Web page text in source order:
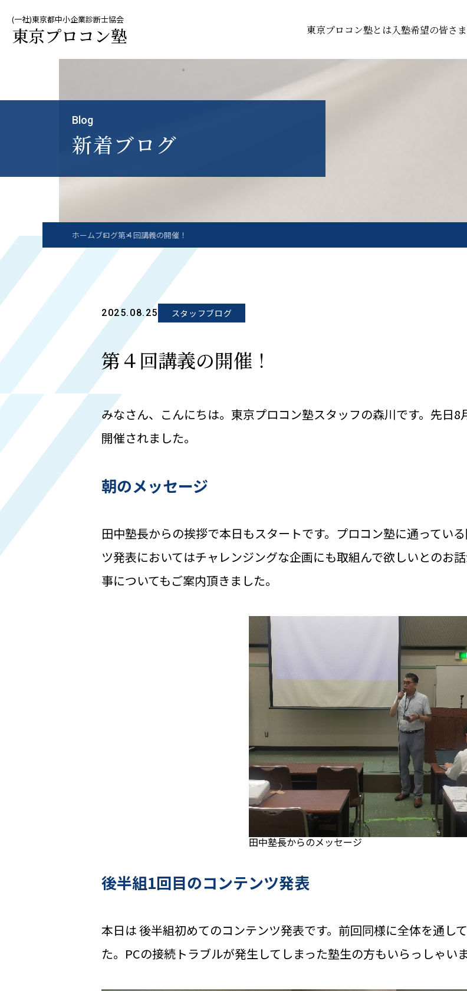
(一社)東京都中小企業診断士協会
東京プロコン塾 東京プロコン塾とは入塾希望の皆さ
Blog
新着ブログ
ホームブログ第４回講義の開催！
2025.08.25 スタッフブログ
第４回講義の開催！
みなさん、こんにちは。東京プロコン塾スタッフの森川です。先日
開催されました。
朝のメッセージ
田中塾長からの挨拶で本日もスタートです。プロコン塾に通ってい
ツ発表においてはチャレンジングな企画にも取組んで欲しいとのお
事についてもご案内頂きました。
田中塾長からのメッセージ
後半組1回目のコンテンツ発表
本日は 後半組初めてのコンテンツ発表です。前回同様に全体を通し
た。PCの接続トラブルが発生してしまった塾生の方もいらっしゃい